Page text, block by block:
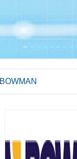
BOWMAN